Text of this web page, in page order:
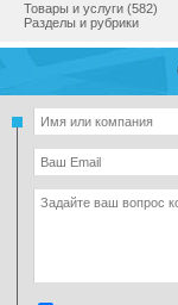
Товары и услуги (582)
Разделы и рубрики